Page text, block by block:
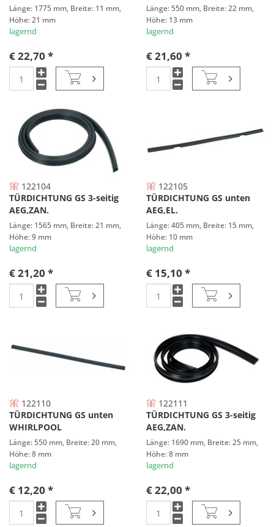
Länge: 1775 mm, Breite: 11 mm,
Höhe: 21 mm
lagernd
€ 22,70 *
Länge: 550 mm, Breite: 22 mm,
Höhe: 13 mm
lagernd
€ 21,60 *
122104
TÜRDICHTUNG GS 3-seitig
AEG,ZAN.
Länge: 1565 mm, Breite: 21 mm,
Höhe: 9 mm
lagernd
€ 21,20 *
122105
TÜRDICHTUNG GS unten
AEG,EL.
Länge: 405 mm, Breite: 15 mm,
Höhe: 10 mm
lagernd
€ 15,10 *
122110
TÜRDICHTUNG GS unten
WHIRLPOOL
Länge: 550 mm, Breite: 20 mm,
Höhe: 8 mm
lagernd
€ 12,20 *
122111
TÜRDICHTUNG GS 3-seitig
AEG,ZAN.
Länge: 1690 mm, Breite: 25 mm,
Höhe: 8 mm
lagernd
€ 22,00 *